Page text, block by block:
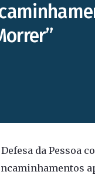
da Pessoa